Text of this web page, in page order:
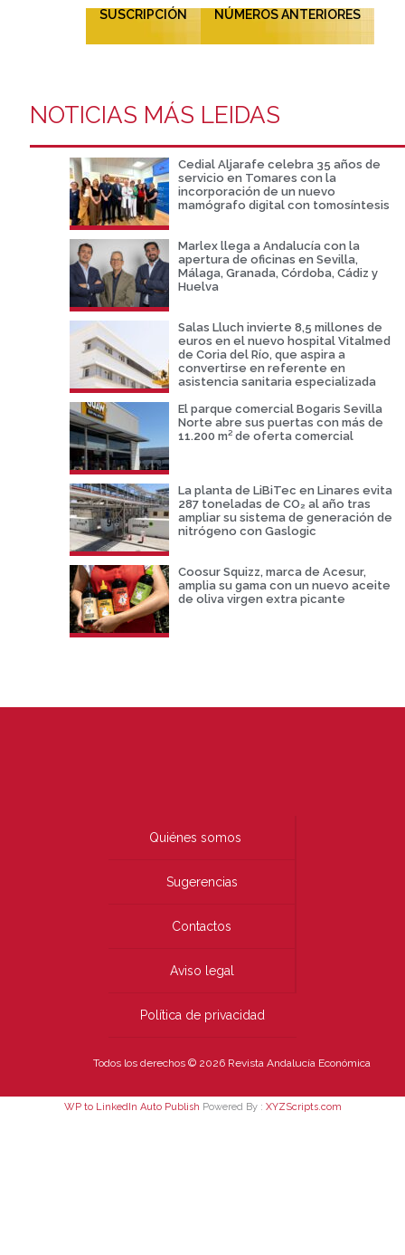
SUSCRIPCIÓN NÚMEROS ANTERIORES
NOTICIAS MÁS LEIDAS
Cedial Aljarafe celebra 35 años de
servicio en Tomares con la
incorporación de un nuevo
mamógrafo digital con tomosíntesis
Marlex llega a Andalucía con la
apertura de oficinas en Sevilla,
Málaga, Granada, Córdoba, Cádiz y
Huelva
Salas Lluch invierte 8,5 millones de
euros en el nuevo hospital Vitalmed
de Coria del Río, que aspira a
convertirse en referente en
asistencia sanitaria especializada
El parque comercial Bogaris Sevilla
Norte abre sus puertas con más de
11.200 m² de oferta comercial
La planta de LiBiTec en Linares evita
287 toneladas de CO₂ al año tras
ampliar su sistema de generación de
nitrógeno con Gaslogic
Coosur Squizz, marca de Acesur,
amplia su gama con un nuevo aceite
de oliva virgen extra picante
Quiénes somos
Sugerencias
Contactos
Aviso legal
Política de privacidad
Todos los derechos © 2026 Revista Andalucía Económica
WP to LinkedIn Auto Publish Powered By : XYZScripts.com